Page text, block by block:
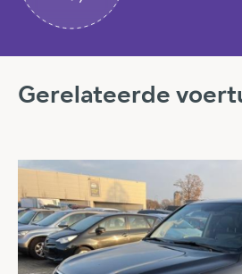
Gerelateerde